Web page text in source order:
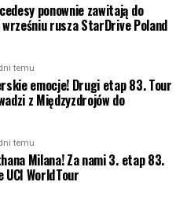
ponownie zawitają do
wrześniu rusza StarDrive Poland
temu
emocje! Drugi etap 83. Tour
z Międzyzdrojów do
temu
Milana! Za nami 3. etap 83.
UCI WorldTour